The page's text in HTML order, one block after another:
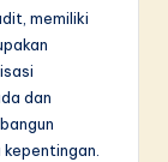
memiliki
dan